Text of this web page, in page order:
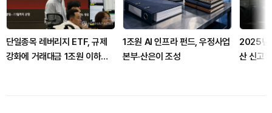
단일종목 레버리지 ETF, 규제
강화에 거래대금 1조원 이하로
1조원 AI 인프라 펀드, 우정사업
본부·산은이 조성
2025년
산 신고